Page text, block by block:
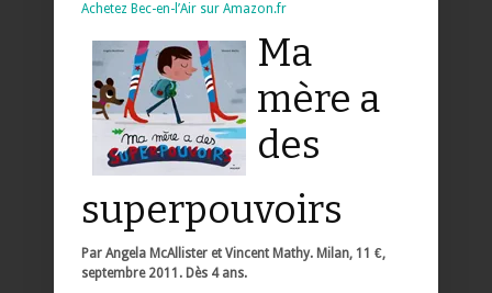
Achetez Bec-en-l’Air sur Amazon.fr
Ma
mère a
des
superpouvoirs
Par Angela McAllister et Vincent Mathy. Milan, 11 €,
septembre 2011. Dès 4 ans.